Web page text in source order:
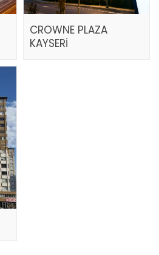
CROWNE PLAZA
KAYSERİ